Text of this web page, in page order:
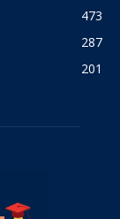
473
287
201